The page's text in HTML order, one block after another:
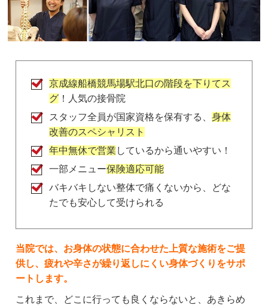
samai pateno
2 か月前
店内の音楽が、やたらうるさい。
また、しつこく保険外診療を勧められて、
さっちー
2 年前
ここ最近は、毎週、通わせて頂いてます。
京成本線　船橋競馬場駅　隣という立地の良さは、
皆さま書いていらっしゃいますが、その上、パーキ
ングあり。
土日祝日も診療してくださっていて。
きなくても、隠れてコソコソ、LINEで予約などさ
せて頂いてます。
診療時間も、仕事の後に伺えて、大変、頼りになり
ます。
いつもありがとうございます。
京成線船橋競馬場駅北口の階段を下りてス
グ ！人気の接骨院
スタッフ全員が国家資格を保有する、身体
改善のスペシャリスト
年中無休で営業 しているから通いやすい！
一部メニュー保険適応可能
バキバキしない整体で痛くないから、どな
たでも安心して受けられる
当院では、お身体の状態に合わせた上質な施術をご提
供し、疲れや辛さが繰り返しにくい身体づくりをサポ
ートします。
これまで、どこに行っても良くならないと、あきらめ